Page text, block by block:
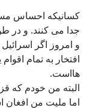
احساس مسئولیت
می کنند. و در طول تاریخ
و
به تمام اقوام یهود
من خودم که قزلباش
ملیت من افغان است